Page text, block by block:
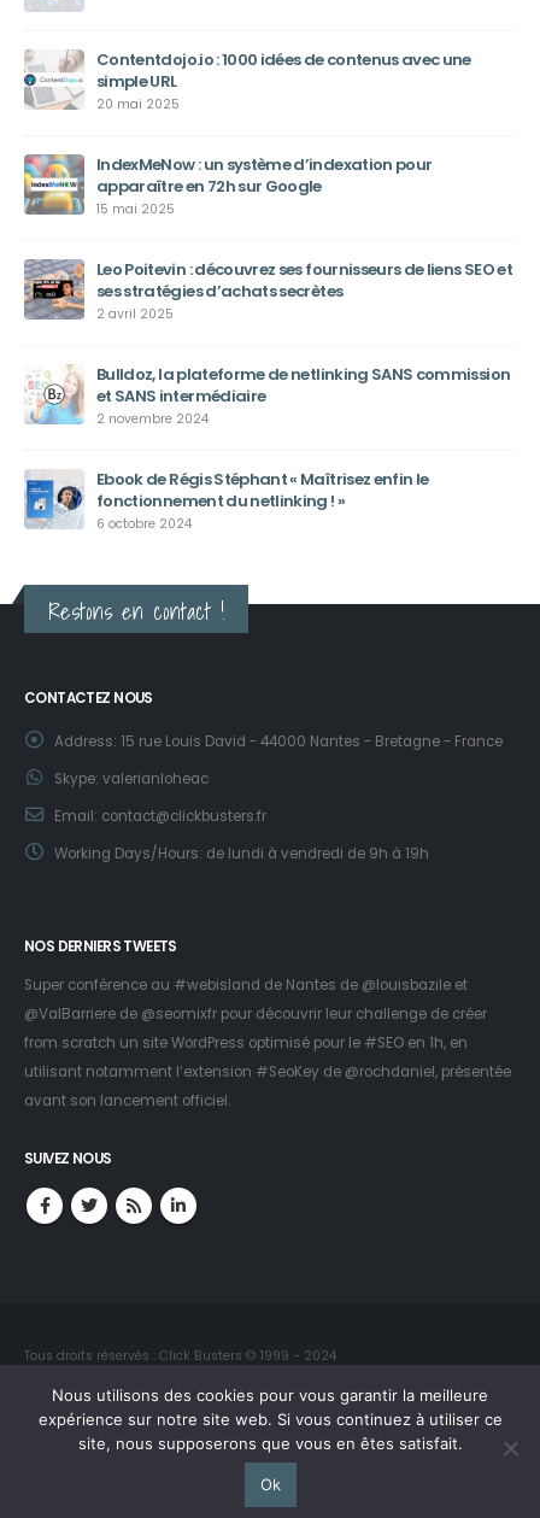
Contentdojo.io : 1000 idées de contenus avec une
simple URL
20 mai 2025
IndexMeNow : un système d’indexation pour
apparaître en 72h sur Google
15 mai 2025
Leo Poitevin : découvrez ses fournisseurs de liens SEO et
ses stratégies d’achats secrètes
2 avril 2025
Bulldoz, la plateforme de netlinking SANS commission
et SANS intermédiaire
2 novembre 2024
Ebook de Régis Stéphant « Maîtrisez enfin le
fonctionnement du netlinking ! »
6 octobre 2024
Restons en contact !
CONTACTEZ NOUS
Address: 15 rue Louis David - 44000 Nantes - Bretagne - France
Skype: valerianloheac
Email: contact@clickbusters.fr
Working Days/Hours: de lundi à vendredi de 9h à 19h
NOS DERNIERS TWEETS
Super conférence au #webisland de Nantes de @louisbazile et
@ValBarriere de @seomixfr pour découvrir leur challenge de créer
from scratch un site WordPress optimisé pour le #SEO en 1h, en
utilisant notamment l’extension #SeoKey de @rochdaniel, présentée
avant son lancement officiel.
SUIVEZ NOUS
Tous droits réservés : Click Busters © 1999 - 2024
Contact Crédits du site Emplois et stages
Plan du site
Politique de confidentialité
Nous utilisons des cookies pour vous garantir la meilleure
expérience sur notre site web. Si vous continuez à utiliser ce
site, nous supposerons que vous en êtes satisfait.
Ok